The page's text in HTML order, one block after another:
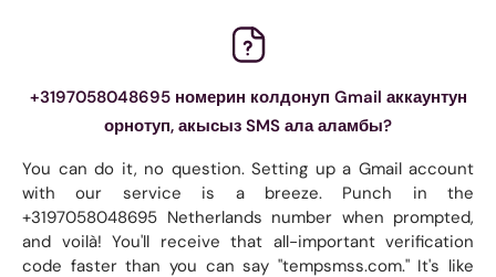
+3197058048695 номерин колдонуп Gmail аккаунтун
орнотуп, акысыз SMS ала аламбы?
You can do it, no question. Setting up a Gmail account
with our service is a breeze. Punch in the
+3197058048695 Netherlands number when prompted,
and voilà! You'll receive that all-important verification
code faster than you can say "tempsmss.com." It's like